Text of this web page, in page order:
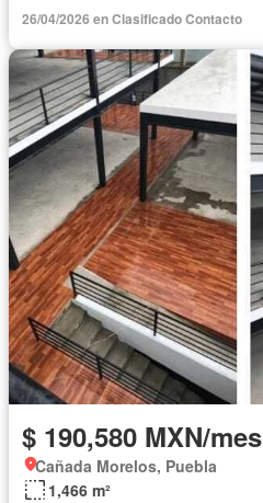
26/04/2026 en Clasificado Contacto
$ 190,580 MXN/mes
Cañada Morelos, Puebla
1,466 m²